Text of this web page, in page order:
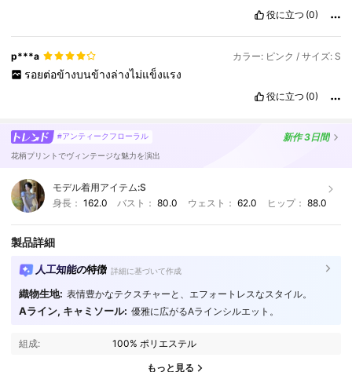
役に立つ (0)
p***a カラー: ピンク / サイズ: S
รอยต่อข้างบนข้างล่างไม่แข็งแรง
役に立つ (0)
#アンティークフローラル 新作3日間
花柄プリントでヴィンテージな魅力を演出
モデル着用アイテム:S
身長： 162.0 バスト：80.0 ウェスト： 62.0 ヒップ： 88.0
製品詳細
人工知能の特徴 詳細に基づいて作成
織物生地: 表情豊かなテクスチャーと、エフォートレスなスタイル。
Aライン, キャミソール: 優雅に広がるAラインシルエット。
組成: 100% ポリエステル
もっと見る
4.91 6.6M フォロワー
6.6M フォロワー